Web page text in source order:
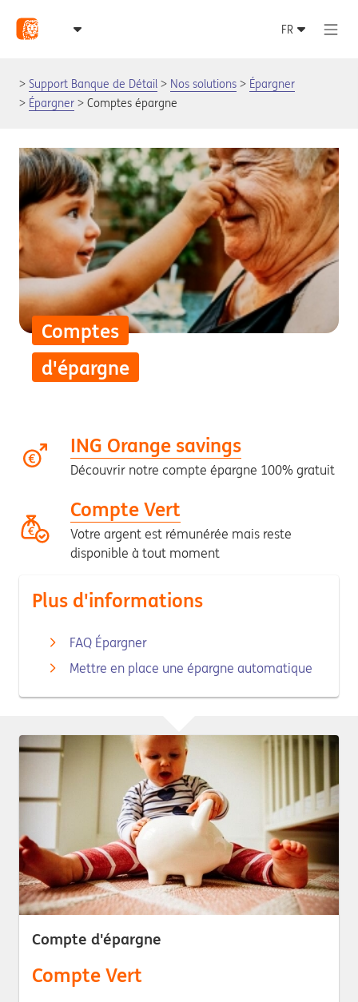
Support Banque de Détail Nos solutions
Épargner
Épargner
Comptes épargne
Comptes
d'épargne
ING Orange savings
Découvrir notre compte épargne 100% gratuit
Compte Vert
Votre argent est rémunérée mais reste
disponible à tout moment
Plus d'informations
FAQ Épargner
Mettre en place une épargne automatique
Compte d'épargne
Compte Vert